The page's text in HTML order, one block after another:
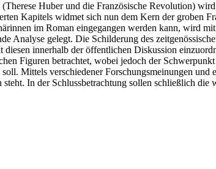
Huber und die Französische Revolution)
Kapitels widmet sich nun dem Kern der groben
im Roman eingegangen werden kann, wird
Analyse gelegt. Die Schilderung des
innerhalb der öffentlichen Diskussion
Figuren betrachtet, wobei jedoch der
Mittels verschiedener Forschungsmeinungen
In der Schlussbetrachtung sollen schließlich die